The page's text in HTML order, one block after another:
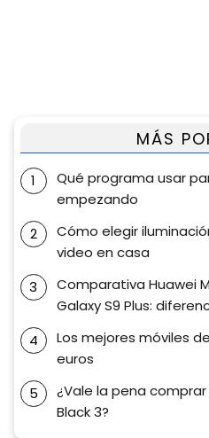
MÁS
Qué programa usar
empezando
Cómo elegir
video en casa
Comparativa Huawei
Galaxy S9 Plus:
Los mejores móviles
euros
¿Vale la pena
Black 3?